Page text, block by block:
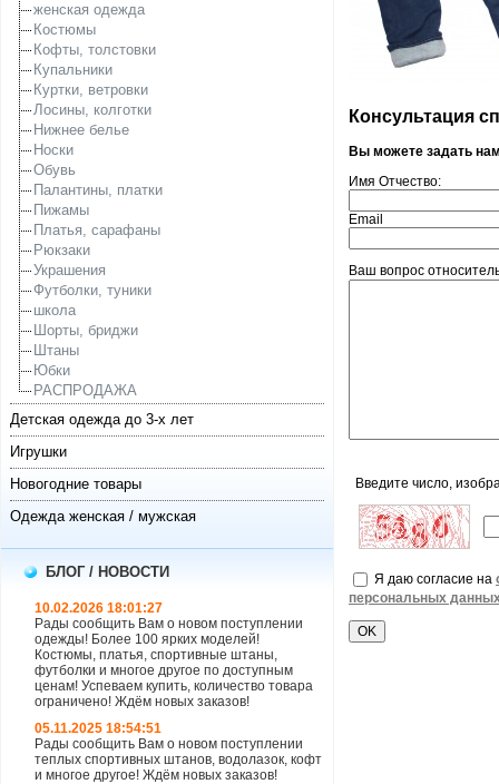
женская одежда
Костюмы
Кофты, толстовки
Купальники
Куртки, ветровки
Лосины, колготки
Нижнее белье
Носки
Обувь
Палантины, платки
Пижамы
Платья, сарафаны
Рюкзаки
Украшения
Футболки, туники
школа
Шорты, бриджи
Штаны
Юбки
РАСПРОДАЖА
Детская одежда до 3-х лет
Игрушки
Новогодние товары
Одежда женская / мужская
БЛОГ / НОВОСТИ
10.02.2026 18:01:27
Рады сообщить Вам о новом поступлении
одежды! Более 100 ярких моделей!
Костюмы, платья, спортивные штаны,
футболки и многое другое по доступным
ценам! Успеваем купить, количество товара
ограничено! Ждём новых заказов!
05.11.2025 18:54:51
Рады сообщить Вам о новом поступлении
теплых спортивных штанов, водолазок, кофт
и многое другое! Ждём новых заказов!
Консультация
Вы можете задать
Имя Отчество:
Email
Ваш вопрос
Введите число,
Я даю согласие на
персональных